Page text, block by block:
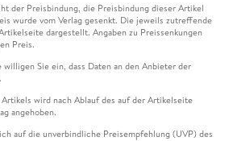
der Preisbindung, die Preisbindung dieser Artikel
wurde vom Verlag gesenkt. Die jeweils zutreffende
dargestellt. Angaben zu Preissenkungen
Preis.
Sie ein, dass Daten an den Anbieter der
wird nach Ablauf des auf der Artikelseite
angehoben.
auf die unverbindliche Preisempfehlung (UVP) des